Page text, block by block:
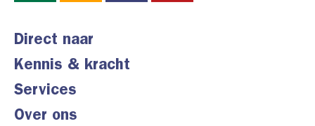
Direct naar
Kennis & kracht
Services
Over ons